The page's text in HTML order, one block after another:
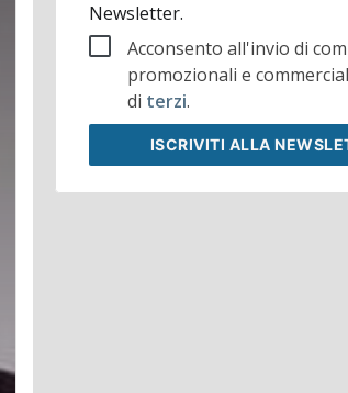
Newsletter.
Acconsento all'invio di
promozionali e
di terzi.
ISCRIVITI ALLA